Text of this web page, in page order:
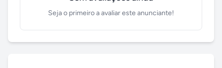
Seja o primeiro a avaliar este anunciante!